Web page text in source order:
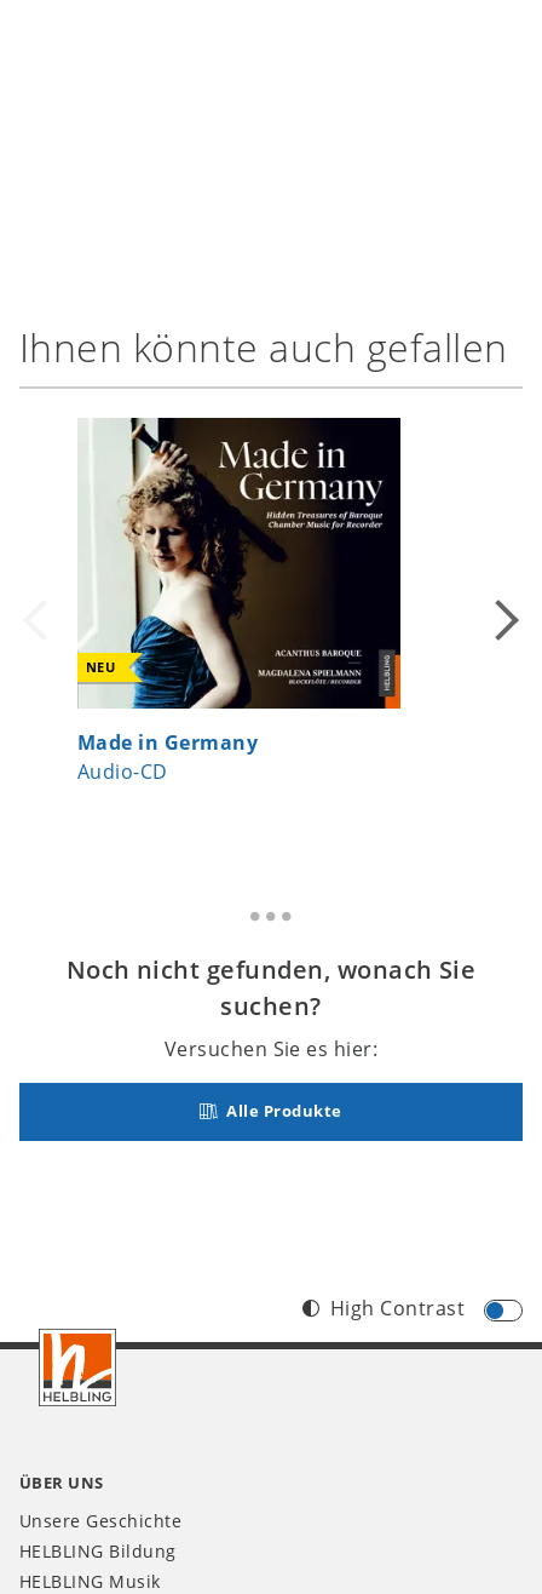
Ihnen könnte auch gefallen
NEU
Made in Germany
Audio-CD
Noch nicht gefunden, wonach Sie
suchen?
Versuchen Sie es hier:
Alle Produkte
Footer
CH
High Contrast
ÜBER UNS
Unsere Geschichte
HELBLING Bildung
HELBLING Musik